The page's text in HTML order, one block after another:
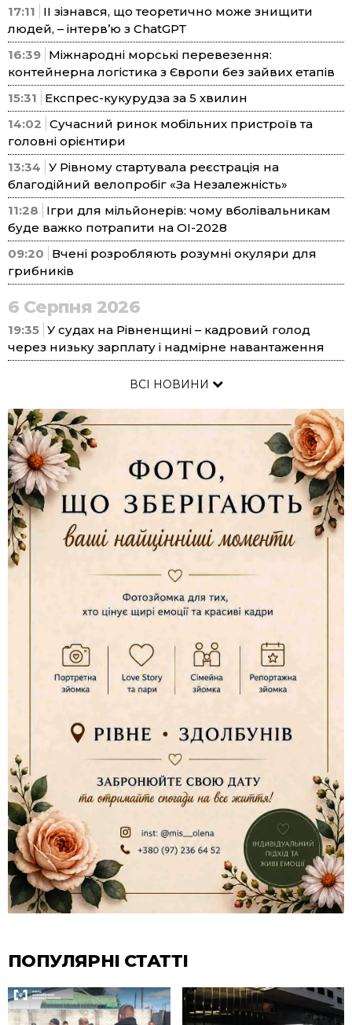
17:11
ІІ зізнався, що теоретично може знищити
людей, – інтерв’ю з ChatGPT
16:39 Міжнародні морські перевезення:
контейнерна логістика з Європи без зайвих етапів
15:31
Експрес-кукурудза за 5 хвилин
14:02 Сучасний ринок мобільних пристроїв та
головні орієнтири
13:34 У Рівному стартувала реєстрація на
благодійний велопробіг «За Незалежність»
11:28
Ігри для мільйонерів: чому вболівальникам
буде важко потрапити на ОІ-2028
09:20
Вчені розробляють розумні окуляри для
грибників
6 Серпня 2026
19:35 У судах на Рівненщині – кадровий голод
через низьку зарплату і надмірне навантаження
ВСІ НОВИНИ
ПОПУЛЯРНІ СТАТТІ